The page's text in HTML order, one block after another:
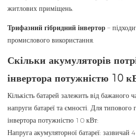
житлових приміщень.
Трифазний гібридний інвертор –
промислового використання.
Скільки акумуляторів
інвертора потужністю 10
Кількість батарей залежить від бажаного
напруги батареї та ємності. Для типового
інвертора потужністю 10 кВт:
Напруга акумуляторної батареї: зазвичай